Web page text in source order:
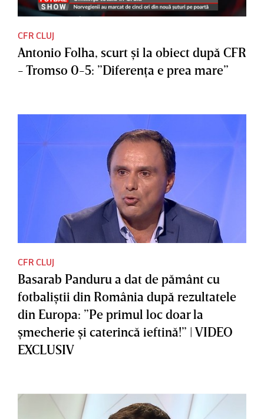
CFR CLUJ
Antonio Folha, scurt şi la obiect după CFR
- Tromso 0-5: ”Diferenţa e prea mare”
CFR CLUJ
Basarab Panduru a dat de pământ cu
fotbaliştii din România după rezultatele
din Europa: ”Pe primul loc doar la
şmecherie şi caterincă ieftină!” | VIDEO
EXCLUSIV